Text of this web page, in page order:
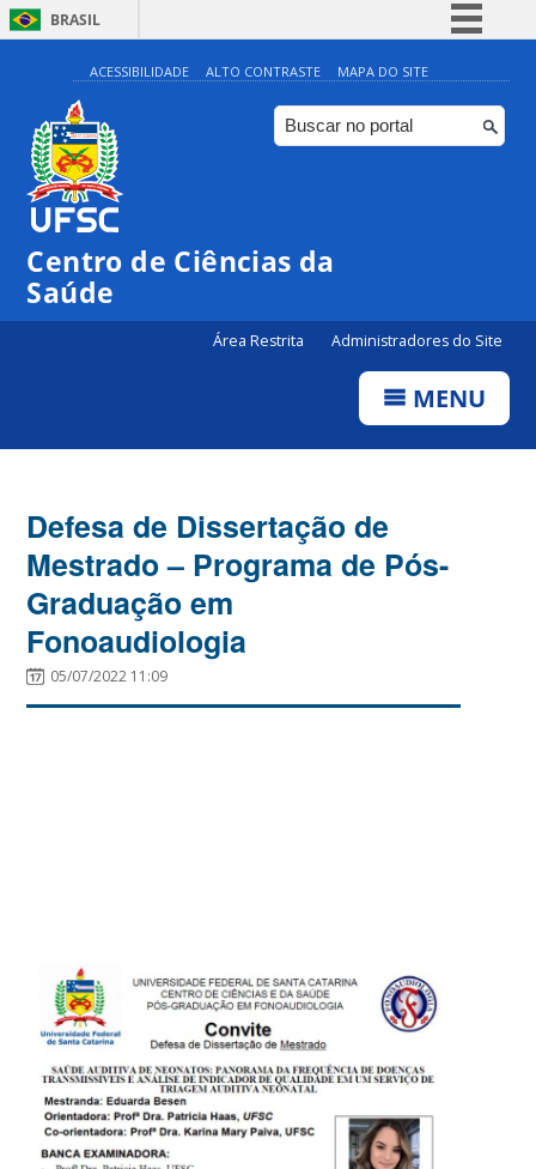
BRASIL
Simplifique!
Comunica BR
Participe
ACESSIBILIDADE ALTO CONTRASTE MAPA DO SITE
Centro de Ciências da
Saúde
Área Restrita Administradores do Site
MENU
Defesa de Dissertação de
Mestrado – Programa de Pós-
Graduação em
Fonoaudiologia
05/07/2022 11:09